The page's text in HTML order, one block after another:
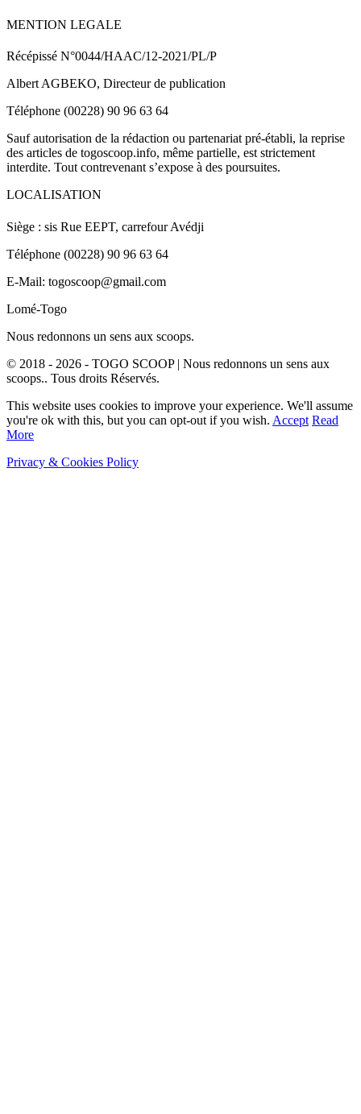
MENTION LEGALE
Récépissé N°0044/HAAC/12-2021/PL/P
Albert AGBEKO, Directeur de publication
Téléphone (00228) 90 96 63 64
Sauf autorisation de la rédaction ou partenariat pré-établi, la reprise
des articles de togoscoop.info, même partielle, est strictement
interdite. Tout contrevenant s’expose à des poursuites.
LOCALISATION
Siège : sis Rue EEPT, carrefour Avédji
Téléphone (00228) 90 96 63 64
E-Mail: togoscoop@gmail.com
Lomé-Togo
Nous redonnons un sens aux scoops.
© 2018 - 2026 - TOGO SCOOP | Nous redonnons un sens aux
scoops.. Tous droits Réservés.
This website uses cookies to improve your experience. We'll assume
you're ok with this, but you can opt-out if you wish. Accept Read
More
Privacy & Cookies Policy